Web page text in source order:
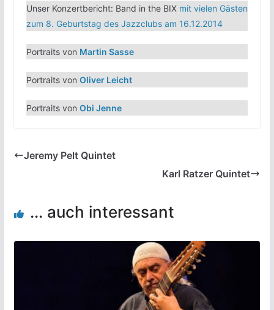
Unser Konzertbericht: Band in the BIX mit vielen Gästen
zum 8. Geburtstag des Jazzclubs am 16.12.2014
Portraits von Martin Sasse
Portraits von Oliver Leicht
Portraits von Obi Jenne
Jeremy Pelt Quintet
Karl Ratzer Quintet
... auch interessant